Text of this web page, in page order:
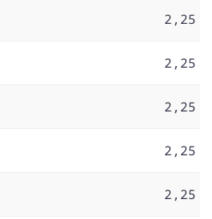
2,25
2,25
2,25
2,25
2,25